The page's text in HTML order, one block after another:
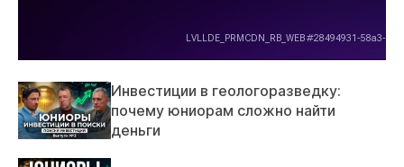
Инвестиции в геологоразведку:
почему юниорам сложно найти
деньги